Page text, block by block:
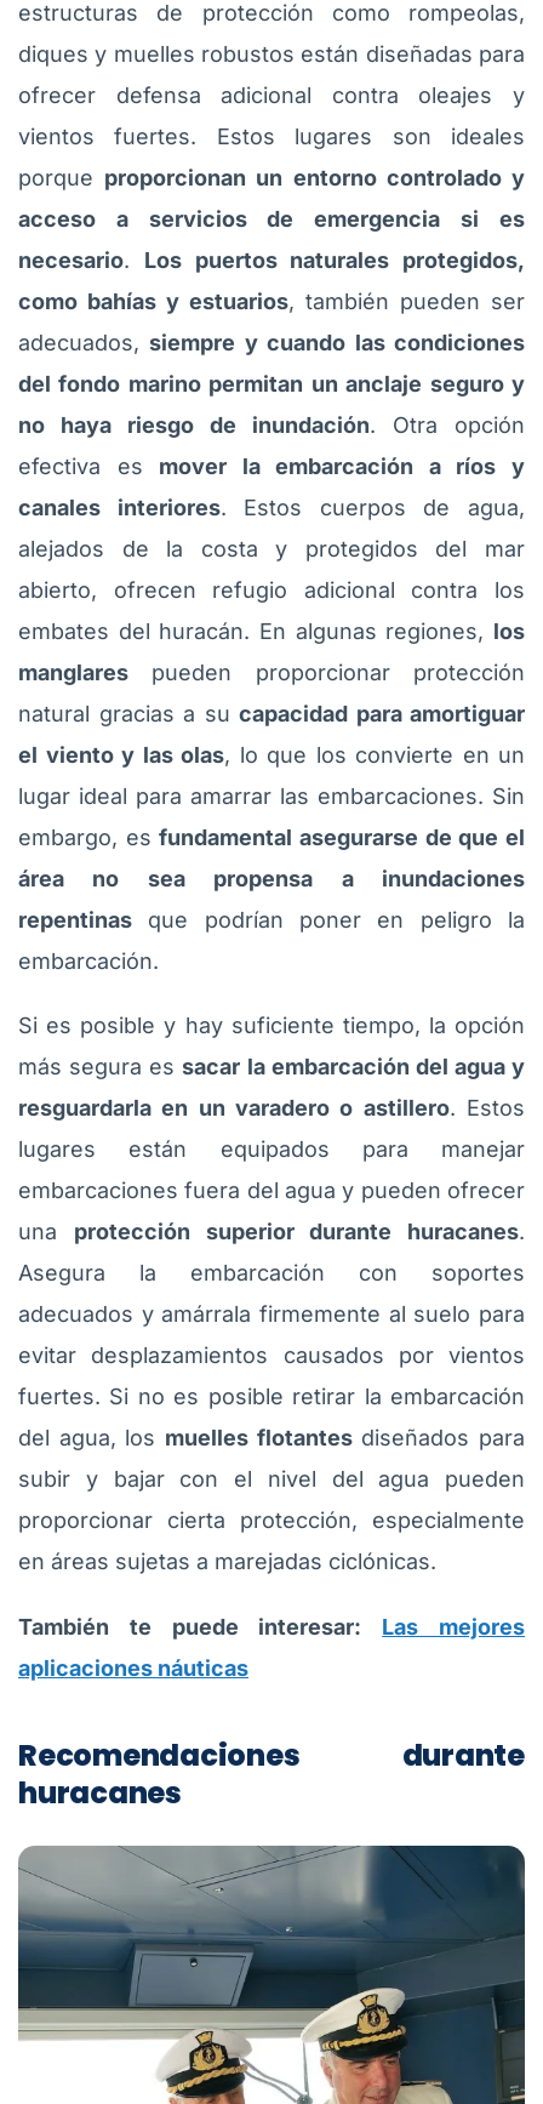
estructuras de protección como rompeolas,
diques y muelles robustos están diseñadas para
ofrecer defensa adicional contra oleajes y
vientos fuertes. Estos lugares son ideales
porque proporcionan un entorno controlado y
acceso a servicios de emergencia si es
necesario. Los puertos naturales protegidos,
como bahías y estuarios, también pueden ser
adecuados,siempre y cuando las condiciones
del fondo marino permitan un anclaje seguro y
no haya riesgo de inundación. Otra opción
efectiva es mover la embarcación a ríos y
canales interiores. Estos cuerpos de agua,
alejados de la costa y protegidos del mar
abierto, ofrecen refugio adicional contra los
embates del huracán. En algunas regiones, los
manglares pueden proporcionar protección
natural gracias a su capacidad para amortiguar
el viento y las olas, lo que los convierte en un
lugar ideal para amarrar las embarcaciones. Sin
embargo, esfundamental asegurarse de que el
área no sea propensa a inundaciones
repentinas que podrían poner en peligro la
embarcación.
Si es posible y hay suficiente tiempo, la opción
más segura essacar la embarcación del agua y
resguardarla en un varadero o astillero. Estos
lugares están equipados para manejar
embarcaciones fuera del agua y pueden ofrecer
una protección superior durante huracanes.
Asegura la embarcación con soportes
adecuados y amárrala firmemente al suelo para
evitar desplazamientos causados por vientos
fuertes. Si no es posible retirar la embarcación
del agua, los muelles flotantesdiseñados para
subir y bajar con el nivel del agua pueden
proporcionar cierta protección, especialmente
en áreas sujetas a marejadas ciclónicas.
También te puede interesar: Las mejores
aplicaciones náuticas
Recomendaciones durante
huracanes